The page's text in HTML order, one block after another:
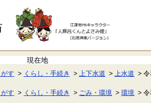
す くらし・手続き 上下水道 上水道
す くらし・手続き ごみ・環境 環境